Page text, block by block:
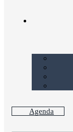
Agenda